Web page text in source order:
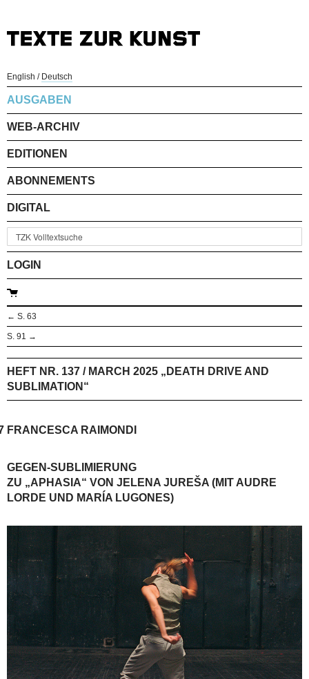
English / Deutsch
AUSGABEN
WEB-ARCHIV
EDITIONEN
ABONNEMENTS
DIGITAL
LOGIN
← S. 63
S. 91 →
HEFT NR. 137 / MARCH 2025 „DEATH DRIVE AND
SUBLIMATION“
FRANCESCA RAIMONDI
GEGEN-SUBLIMIERUNG
ZU „APHASIA“ VON JELENA JUREŠA (MIT AUDRE
LORDE UND MARÍA LUGONES)